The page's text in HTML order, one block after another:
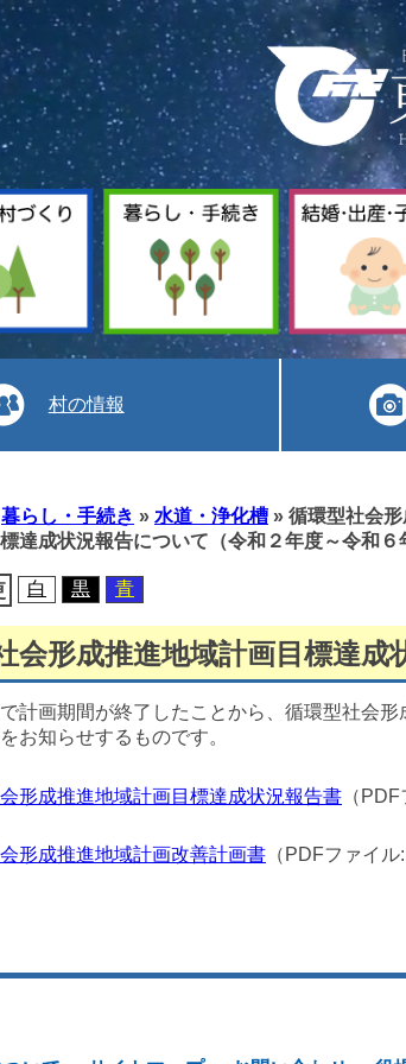
暮
ら
し
続
き
村の情報
暮らし・手続き » 水道・浄化槽 » 循環型社会形
達成状況報告について（令和２年度～令和６
白 黒 青
会形成推進地域計画目標達成
計画期間が終了したことから、循環型社会
お知らせするものです。
形成推進地域計画目標達成状況報告書 （
形成推進地域計画改善計画書 （PDFファイル